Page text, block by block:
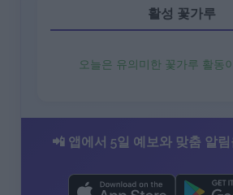
활성 꽃가루
오늘은 유의미한 꽃가루 활동
📲 앱에서 5일 예보와 맞춤 알